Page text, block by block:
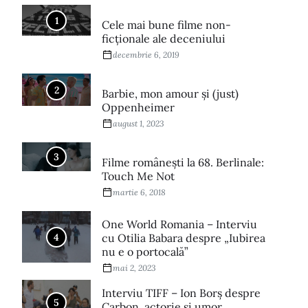
1
Cele mai bune filme non-
ficționale ale deceniului
decembrie 6, 2019
2
Barbie, mon amour și (just)
Oppenheimer
august 1, 2023
3
Filme româneşti la 68. Berlinale:
Touch Me Not
martie 6, 2018
4
One World Romania – Interviu
cu Otilia Babara despre „Iubirea
nu e o portocală”
mai 2, 2023
5
Interviu TIFF – Ion Borș despre